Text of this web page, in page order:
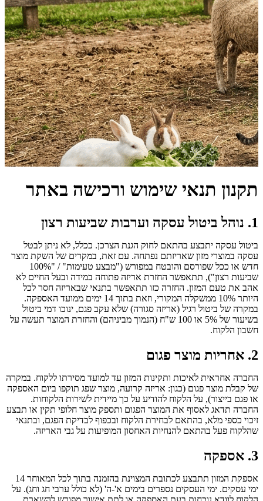
תקנון תנאי שימוש ורכישה באתר
1. נוהל ביטול עסקה וערבות שביעות רצון
ביטול עסקה יתבצע בהתאם לחוק הגנת הצרכן. ככלל, לא ניתן לבטל
עסקה במוצרי מזון שאריזתם נפתחה. עם זאת, במקרים של השקת מוצר
חדש או ככל שפורסם והובטח במפורש ("מבצע טעימות" / "100%
שביעות רצון"), תתאפשר החזרת אריזה פתוחה במידה ובעל החיים לא
אהב את טעם המזון. החזרה כזו תתאפשר בתנאי שבאריזה חסר לכל
היותר 10% ממשקלה המקורי, וזאת בתוך 14 ימים ממועד האספקה.
במקרה של ביטול רגיל (אריזה סגורה) שלא עקב פגם, ינוכו דמי ביטול
בשיעור של 5% או 100 ש"ח (הנמוך מביניהם) והחזרת המוצר תעשה על
חשבון הלקוח.
2. אחריות מוצר פגום
החברה אחראית לאיכות ותקינות המזון עד למועד מסירתו ללקוח. במקרה
של קבלת מוצר פגום (כגון: אריזה קרועה, מוצר שפג תוקפו ביום האספקה
או פגם בייצור), על הלקוח להודיע על כך מיידית לשירות הלקוחות.
החברה תדאג לאסוף את המוצר הפגום ותספק מוצר חלופי תקין או תבצע
זיכוי כספי מלא, בהתאם לבחירת הלקוח ובכפוף לבדיקת הפגם, ובתנאי
שהלקוח פעל בהתאם להנחיות האחסון המופיעות על גבי האריזה.
3. אספקה
אספקת המזון תתבצע לכתובת המצוינת בהזמנה בתוך לכל המאוחר 14
ימי עסקים. ימי העסקים נספרים בימים א'-ה' (לא כולל ערבי חג וחג). על